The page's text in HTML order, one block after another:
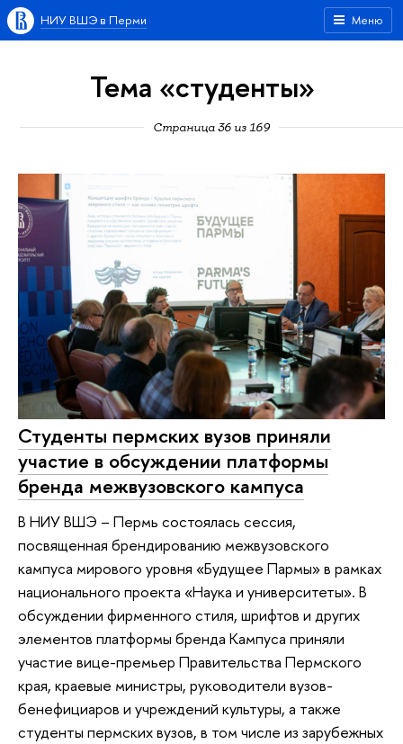
Меню
НИУ ВШЭ в Перми
Тема «студенты»
Страница 36 из 169
Студенты пермских вузов приняли
участие в обсуждении платформы
бренда межвузовского кампуса
В НИУ ВШЭ – Пермь состоялась сессия,
посвященная брендированию межвузовского
кампуса мирового уровня «Будущее Пармы» в рамках
национального проекта «Наука и университеты». В
обсуждении фирменного стиля, шрифтов и других
элементов платформы бренда Кампуса приняли
участие вице-премьер Правительства Пермского
края, краевые министры, руководители вузов-
бенефициаров и учреждений культуры, а также
студенты пермских вузов, в том числе из зарубежных